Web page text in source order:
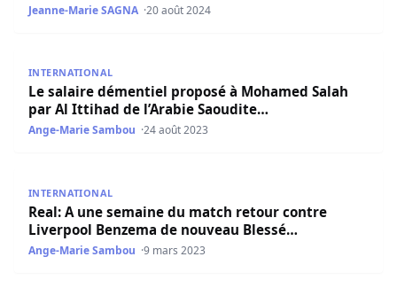
Jeanne-Marie SAGNA 20 août 2024
INTERNATIONAL
Le salaire démentiel proposé à Mohamed Salah
par Al Ittihad de l’Arabie Saoudite…
Ange-Marie Sambou 24 août 2023
INTERNATIONAL
Real: A une semaine du match retour contre
Liverpool Benzema de nouveau Blessé…
Ange-Marie Sambou 9 mars 2023